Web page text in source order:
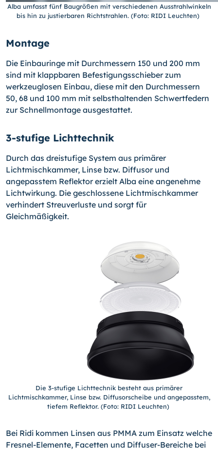
Alba umfasst fünf Baugrößen mit verschiedenen Ausstrahlwinkeln
bis hin zu justierbaren Richtstrahlen. (Foto: RIDI Leuchten)
Montage
Die Einbauringe mit Durchmessern 150 und 200 mm
sind mit klappbaren Befestigungsschieber zum
werkzeuglosen Einbau, diese mit den Durchmessern
50, 68 und 100 mm mit selbsthaltenden Schwertfedern
zur Schnellmontage ausgestattet.
3-stufige Lichttechnik
Durch das dreistufige System aus primärer
Lichtmischkammer, Linse bzw. Diffusor und
angepasstem Reflektor erzielt Alba eine angenehme
Lichtwirkung. Die geschlossene Lichtmischkammer
verhindert Streuverluste und sorgt für
Gleichmäßigkeit.
Die 3-stufige Lichttechnik besteht aus primärer
Lichtmischkammer, Linse bzw. Diffusorscheibe und angepasstem,
tiefem Reflektor. (Foto: RIDI Leuchten)
Bei Ridi kommen Linsen aus PMMA zum Einsatz welche
Fresnel-Elemente, Facetten und Diffuser-Bereiche bei